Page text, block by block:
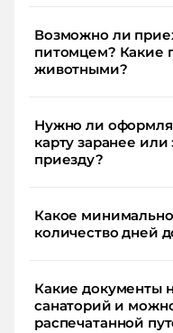
Возможно ли
питомцем? Какие
животными?
Нужно ли
карту заранее
приезду?
Какое
количество дней
Какие документы
санаторий и
распечатанной